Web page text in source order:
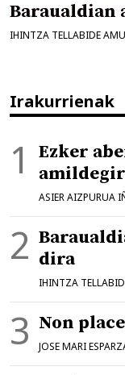
Baraualdian
IHINTZA TELLABIDE
Irakurrienak
Ezker
ASIER AIZPURUA
dira
IHINTZA
Non
JOSE MARI